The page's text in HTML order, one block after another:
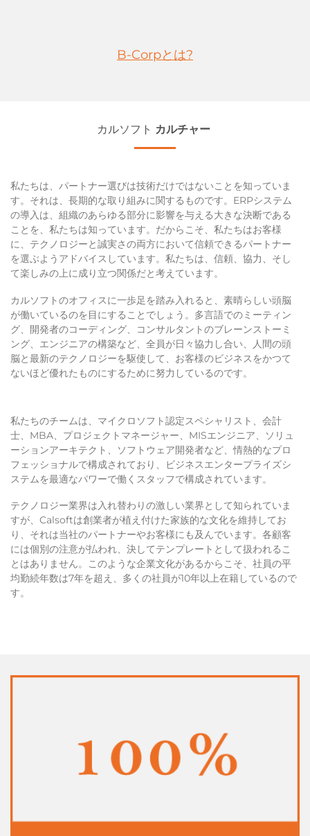
B-Corpとは?
カルソフト カルチャー
私たちは、パートナー選びは技術だけではないことを知っていま
す。それは、長期的な取り組みに関するものです。ERPシステム
の導入は、組織のあらゆる部分に影響を与える大きな決断である
ことを、私たちは知っています。だからこそ、私たちはお客様
に、テクノロジーと誠実さの両方において信頼できるパートナー
を選ぶようアドバイスしています。私たちは、信頼、協力、そし
て楽しみの上に成り立つ関係だと考えています。
カルソフトのオフィスに一歩足を踏み入れると、素晴らしい頭脳
が働いているのを目にすることでしょう。多言語でのミーティン
グ、開発者のコーディング、コンサルタントのブレーンストーミ
ング、エンジニアの構築など、全員が日々協力し合い、人間の頭
脳と最新のテクノロジーを駆使して、お客様のビジネスをかつて
ないほど優れたものにするために努力しているのです。
私たちのチームは、マイクロソフト認定スペシャリスト、会計
士、MBA、プロジェクトマネージャー、MISエンジニア、ソリュ
ーションアーキテクト、ソフトウェア開発者など、情熱的なプロ
フェッショナルで構成されており、ビジネスエンタープライズシ
ステムを最適なパワーで働くスタッフで構成されています。
テクノロジー業界は入れ替わりの激しい業界として知られていま
すが、Calsoftは創業者が植え付けた家族的な文化を維持してお
り、それは当社のパートナーやお客様にも及んでいます。各顧客
には個別の注意が払われ、決してテンプレートとして扱われるこ
とはありません。このような企業文化があるからこそ、社員の平
均勤続年数は7年を超え、多くの社員が10年以上在籍しているので
す。